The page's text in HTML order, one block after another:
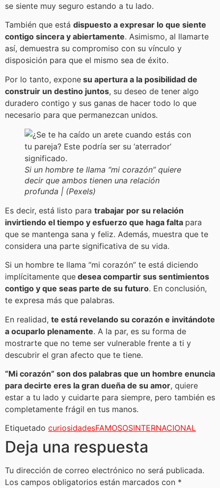
se siente muy seguro estando a tu lado.
También que está dispuesto a expresar lo que siente
contigo sincera y abiertamente. Asimismo, al llamarte
así, demuestra su compromiso con su vínculo y
disposición para que el mismo sea de éxito.
Por lo tanto, expone su apertura a la posibilidad de
construir un destino juntos, su deseo de tener algo
duradero contigo y sus ganas de hacer todo lo que
necesario para que permanezcan unidos.
Si un hombre te llama “mi corazón” quiere
decir que ambos tienen una relación
profunda | (Pexels)
Es decir, está listo para trabajar por su relación
invirtiendo el tiempo y esfuerzo que haga falta para
que se mantenga sana y feliz. Además, muestra que te
considera una parte significativa de su vida.
Si un hombre te llama “mi corazón” te está diciendo
implícitamente que desea compartir sus sentimientos
contigo y que seas parte de su futuro. En conclusión,
te expresa más que palabras.
En realidad, te está revelando su corazón e invitándote
a ocuparlo plenamente. A la par, es su forma de
mostrarte que no teme ser vulnerable frente a ti y
descubrir el gran afecto que te tiene.
“Mi corazón” son dos palabras que un hombre enuncia
para decirte eres la gran dueña de su amor, quiere
estar a tu lado y cuidarte para siempre, pero también es
completamente frágil en tus manos.
Etiquetado curiosidadesFAMOSOSINTERNACIONAL
Deja una respuesta
Tu dirección de correo electrónico no será publicada.
Los campos obligatorios están marcados con *